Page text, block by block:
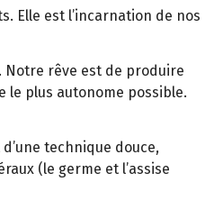
Elle est l’incarnation de nos
Notre rêve est de produire
plus autonome possible.
technique douce,
(le germe et l’assise